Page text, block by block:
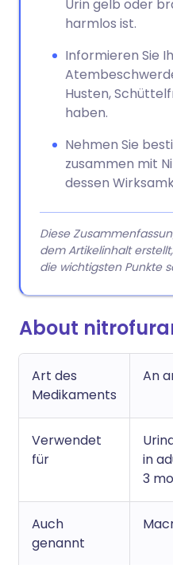
Urin gelb oder
harmlos ist.
Informieren Sie
Husten,
haben.
Nehmen Sie
zusammen mit
dessen
Diese
dem Artikelinhalt
die wichtigsten Punkte
About
Art des
Medikaments
An
Verwendet
für
in
3
Auch
genannt